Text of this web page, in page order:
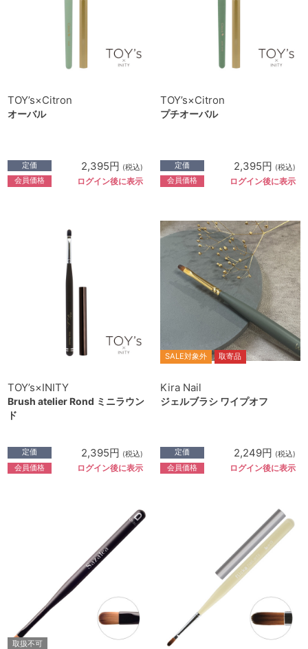
TOY’s×Citron
オーバル
定価 2,395円 (税込)
会員価格 ログイン後に表示
TOY’s×Citron
プチオーバル
定価 2,395円 (税込)
会員価格 ログイン後に表示
TOY’s×INITY
Brush atelier Rond ミニラウン
ド
定価 2,395円 (税込)
会員価格 ログイン後に表示
SALE対象外 取寄品
Kira Nail
ジェルブラシ ワイプオフ
定価 2,249円 (税込)
会員価格 ログイン後に表示
取扱不可